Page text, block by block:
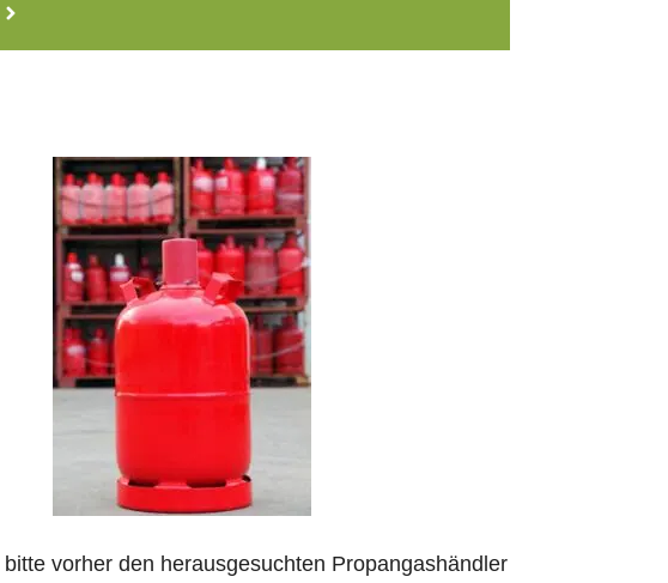
vorher den herausgesuchten Propangashändler